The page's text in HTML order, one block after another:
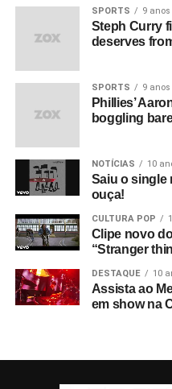
SPORTS 9
Steph Curry
deserves
SPORTS 9
Phillies’
boggling
NOTÍCIAS 10
Saiu o single
ouça!
CULTURA POP
Clipe novo
“Stranger
DESTAQUE 10
Assista ao
em show na